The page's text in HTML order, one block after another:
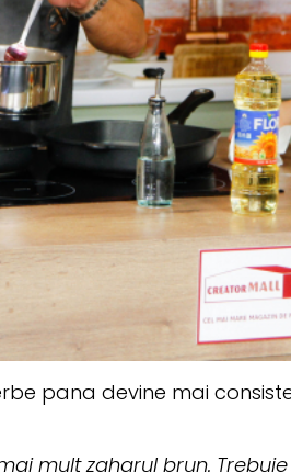
pana devine mai
mult zaharul brun.